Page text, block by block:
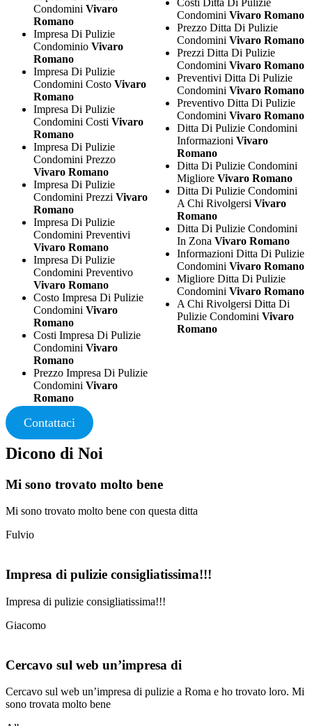
Condomini Vivaro
Romano
Impresa Di Pulizie
Condominio Vivaro
Romano
Impresa Di Pulizie
Condomini Costo Vivaro
Romano
Impresa Di Pulizie
Condomini Costi Vivaro
Romano
Impresa Di Pulizie
Condomini Prezzo
Vivaro Romano
Impresa Di Pulizie
Condomini Prezzi Vivaro
Romano
Impresa Di Pulizie
Condomini Preventivi
Vivaro Romano
Impresa Di Pulizie
Condomini Preventivo
Vivaro Romano
Costo Impresa Di Pulizie
Condomini Vivaro
Romano
Costi Impresa Di Pulizie
Condomini Vivaro
Romano
Prezzo Impresa Di Pulizie
Condomini Vivaro
Romano
Costi Ditta Di Pulizie
CondominiVivaro Romano
Prezzo Ditta Di Pulizie
CondominiVivaro Romano
Prezzi Ditta Di Pulizie
CondominiVivaro Romano
Preventivi Ditta Di Pulizie
CondominiVivaro Romano
Preventivo Ditta Di Pulizie
CondominiVivaro Romano
Ditta Di Pulizie Condomini
InformazioniVivaro
Romano
Ditta Di Pulizie Condomini
MiglioreVivaro Romano
Ditta Di Pulizie Condomini
A Chi RivolgersiVivaro
Romano
Ditta Di Pulizie Condomini
In ZonaVivaro Romano
Informazioni Ditta Di Pulizie
CondominiVivaro Romano
Migliore Ditta Di Pulizie
CondominiVivaro Romano
A Chi Rivolgersi Ditta Di
Pulizie CondominiVivaro
Romano
Contattaci
Dicono di Noi
Mi sono trovato molto bene
Mi sono trovato molto bene con questa ditta
Fulvio
Impresa di pulizie consigliatissima!!!
Impresa di pulizie consigliatissima!!!
Giacomo
Cercavo sul web un’impresa di
Cercavo sul web un’impresa di pulizie a Roma e ho trovato loro. Mi
sono trovata molto bene